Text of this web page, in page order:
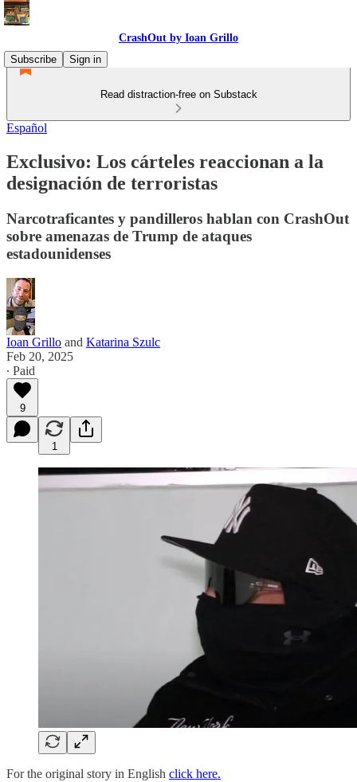
CrashOut by Ioan Grillo
Subscribe
Sign in
Read distraction-free on Substack
Español
Exclusivo: Los cárteles reaccionan a la
designación de terroristas
Narcotraficantes y pandilleros hablan con CrashOut
sobre amenazas de Trump de ataques
estadounidenses
Ioan Grillo and Katarina Szulc
Feb 20, 2025
∙ Paid
9
1
For the original story in English click here.